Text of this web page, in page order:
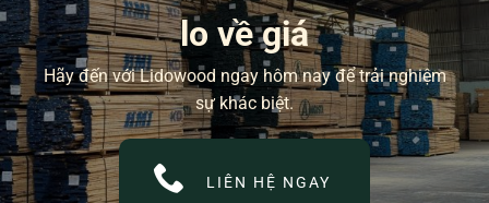
lo về giá
Hãy đến với Lidowood ngay hôm nay để trải nghiệm
sự khác biệt.
LIÊN HỆ NGAY